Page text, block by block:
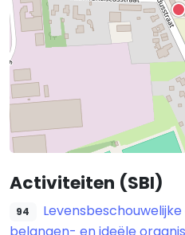
Activiteiten (SBI)
94
belangen- en ideële